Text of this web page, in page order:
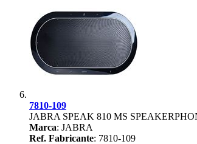
7810-109
JABRA SPEAK 810 MS
Marca: JABRA
Ref. Fabricante: 7810-109